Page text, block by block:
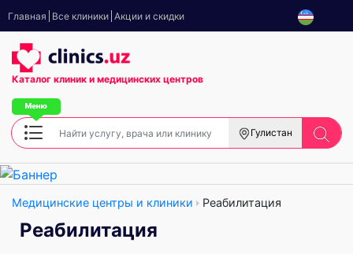
Главная Все клиники Акции и скидки
Каталог клиник и медицинских центров
Гулистан
Медицинские центры и клиники Реабилитация
Реабилитация